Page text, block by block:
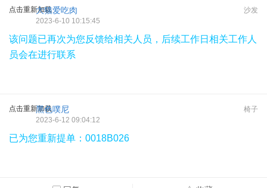
点击重新加载 沙发
大猫爱吃肉
2023-6-10 10:15:45
该问题已再次为您反馈给相关人员，后续工作日相关工作人
员会在进行联系
点击重新加载 椅子
黑色噗尼
2023-6-12 09:04:12
已为您重新提单： 0018B026